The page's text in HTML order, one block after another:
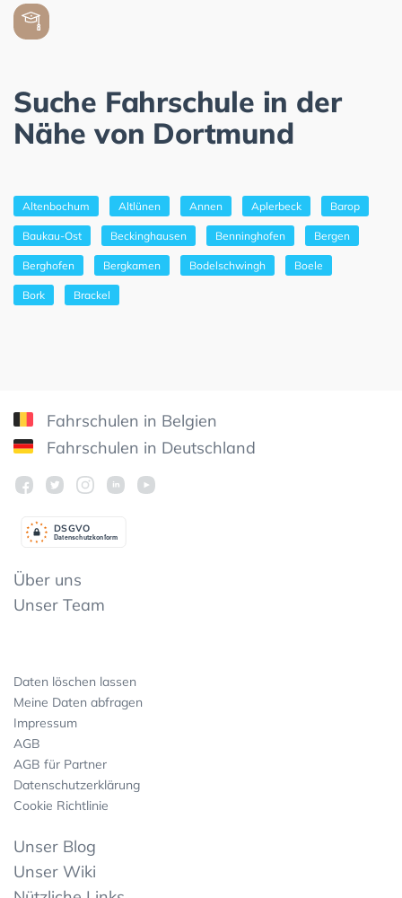
Suche Fahrschule in der
Nähe von Dortmund
Altenbochum Altlünen Annen Aplerbeck Barop
Baukau-Ost Beckinghausen Benninghofen Bergen
Berghofen Bergkamen Bodelschwingh Boele
Bork Brackel
Fahrschulen in Belgien
Fahrschulen in Deutschland
Datenschutzkonform
DSGVO
Über uns
Unser Team
Daten löschen lassen
Meine Daten abfragen
Impressum
AGB
AGB für Partner
Datenschutzerklärung
Cookie Richtlinie
Unser Blog
Unser Wiki